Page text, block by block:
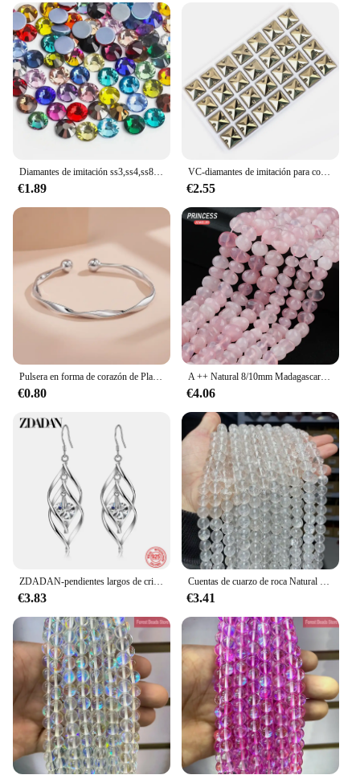
Diamantes de imitación ss3,ss4,ss8,ss12,ss34, Strass de fijación en caliente, piedras de cristal de reverso plano, piedras de hierro en diamantes de imitación para ropa
€1.89
VC-diamantes de imitación para coser, cristales de forma cuadrada, cristales con parte posterior plana para ropa, cuentas de concha para decoración de vestidos de novia DIY
€2.55
Pulsera en forma de corazón de Plata de Ley 925 para mujer, pulseras con dijes de cristal azul versátiles coreanas Vintage, joyería de fiesta Original
€0.80
A ++ Natural 8/10mm Madagascar cuentas de guijarros de cristal de cuarzo rosa para fabricación de joyería accesorios DIY al por mayor
€4.06
ZDADAN-pendientes largos de cristal de Plata de Ley 925 para mujer, joyería de fiesta de boda, regalo, novedad
€3.83
Cuentas de cuarzo de roca Natural 3A, espaciador suelto redondo, defectos de cristal blanco para la fabricación de joyas, pulsera, collar, accesorios de bricolaje
€3.41